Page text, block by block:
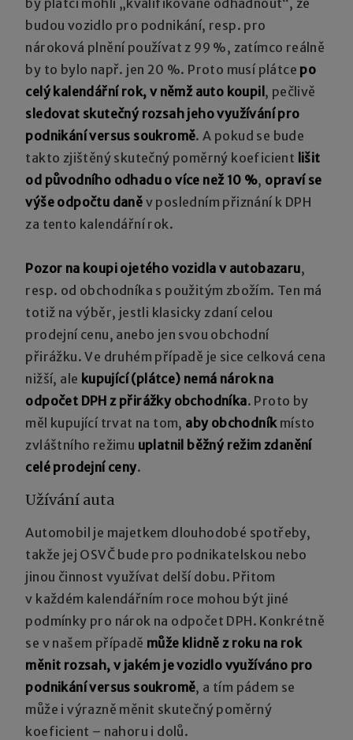
budou vozidlo pro podnikání, resp. pro
nároková plnění používat z 99 %, zatímco reálně
by to bylo např. jen 20 %. Proto musí plátce po
celý kalendářní rok, v němž auto koupil, pečlivě
sledovat skutečný rozsah jeho využívání pro
podnikání versus soukromě. A pokud se bude
takto zjištěný skutečný poměrný koeficient lišit
od původního odhadu o více než 10 %, opraví se
výše odpočtu daně v posledním přiznání k DPH
za tento kalendářní rok.
Pozor na koupi ojetého vozidla v autobazaru,
resp. od obchodníka s použitým zbožím. Ten má
totiž na výběr, jestli klasicky zdaní celou
prodejní cenu, anebo jen svou obchodní
přirážku. Ve druhém případě je sice celková cena
nižší, ale kupující (plátce) nemá nárok na
odpočet DPH z přirážky obchodníka. Proto by
měl kupující trvat na tom, aby obchodníkmísto
zvláštního režimu uplatnil běžný režim zdanění
celé prodejní ceny.
Užívání auta
Automobil je majetkem dlouhodobé spotřeby,
takže jej OSVČ bude pro podnikatelskou nebo
jinou činnost využívat delší dobu. Přitom
v každém kalendářním roce mohou být jiné
podmínky pro nárok na odpočet DPH. Konkrétně
se v našem případě může klidně z roku na rok
měnit rozsah, v jakém je vozidlo využíváno pro
podnikání versus soukromě, a tím pádem se
může i výrazně měnit skutečný poměrný
koeficient – nahoru i dolů.